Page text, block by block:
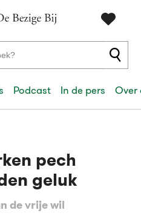
Podcast In de pers Over
pech
geluk
de vrije wil